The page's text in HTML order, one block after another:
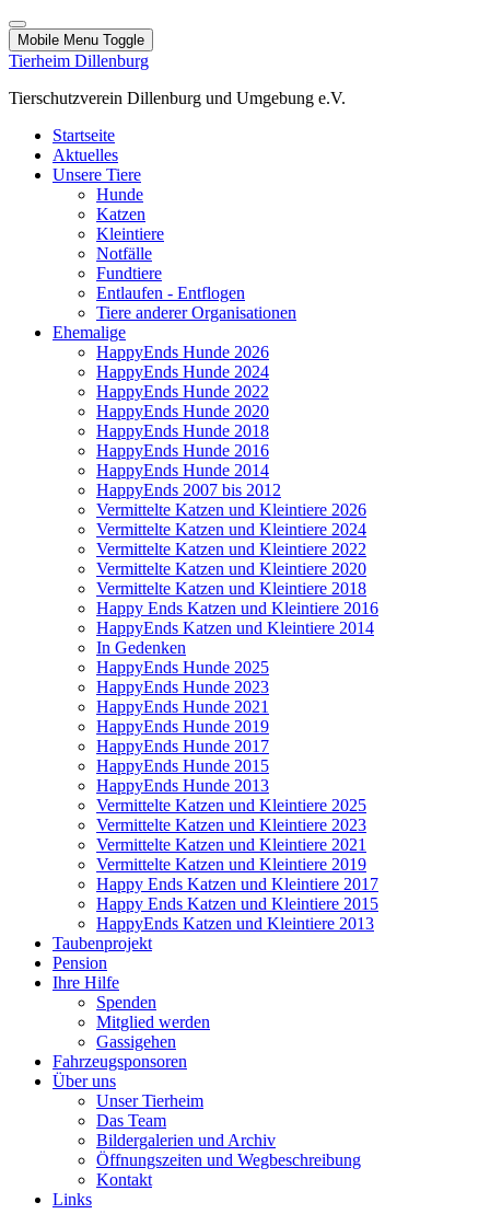
Mobile Menu Toggle
Tierheim Dillenburg
Tierschutzverein Dillenburg und Umgebung e.V.
Startseite
Aktuelles
Unsere Tiere
Hunde
Katzen
Kleintiere
Notfälle
Fundtiere
Entlaufen - Entflogen
Tiere anderer Organisationen
Ehemalige
HappyEnds Hunde 2026
HappyEnds Hunde 2024
HappyEnds Hunde 2022
HappyEnds Hunde 2020
HappyEnds Hunde 2018
HappyEnds Hunde 2016
HappyEnds Hunde 2014
HappyEnds 2007 bis 2012
Vermittelte Katzen und Kleintiere 2026
Vermittelte Katzen und Kleintiere 2024
Vermittelte Katzen und Kleintiere 2022
Vermittelte Katzen und Kleintiere 2020
Vermittelte Katzen und Kleintiere 2018
Happy Ends Katzen und Kleintiere 2016
HappyEnds Katzen und Kleintiere 2014
In Gedenken
HappyEnds Hunde 2025
HappyEnds Hunde 2023
HappyEnds Hunde 2021
HappyEnds Hunde 2019
HappyEnds Hunde 2017
HappyEnds Hunde 2015
HappyEnds Hunde 2013
Vermittelte Katzen und Kleintiere 2025
Vermittelte Katzen und Kleintiere 2023
Vermittelte Katzen und Kleintiere 2021
Vermittelte Katzen und Kleintiere 2019
Happy Ends Katzen und Kleintiere 2017
Happy Ends Katzen und Kleintiere 2015
HappyEnds Katzen und Kleintiere 2013
Taubenprojekt
Pension
Ihre Hilfe
Spenden
Mitglied werden
Gassigehen
Fahrzeugsponsoren
Über uns
Unser Tierheim
Das Team
Bildergalerien und Archiv
Öffnungszeiten und Wegbeschreibung
Kontakt
Links